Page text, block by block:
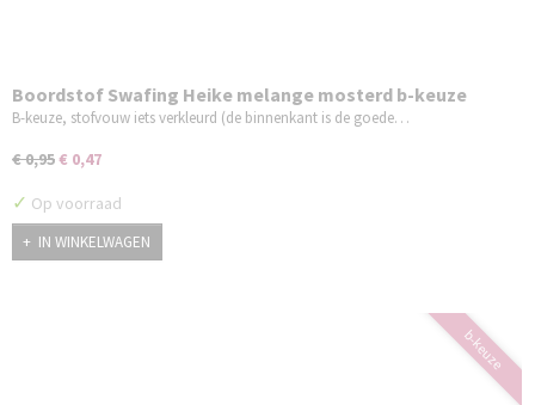
Boordstof Swafing Heike melange mosterd b-keuze
B-keuze, stofvouw iets verkleurd (de binnenkant is de goede…
€ 0,95€ 0,47
✓ Op voorraad
IN WINKELWAGEN
b-keuze